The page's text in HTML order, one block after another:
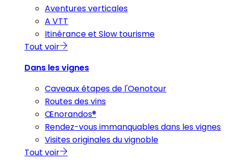
Aventures verticales
A VTT
Itinérance et Slow tourisme
Tout voir
Dans les vignes
Caveaux étapes de l'Oenotour
Routes des vins
Œnorandos®
Rendez-vous immanquables dans les vignes
Visites originales du vignoble
Tout voir